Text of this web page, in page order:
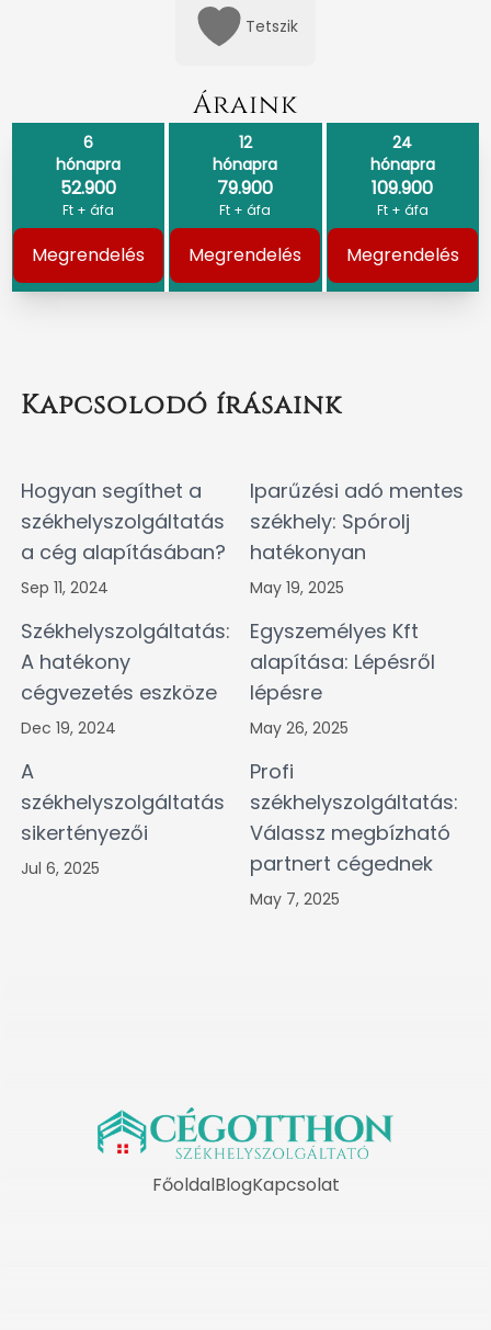
Tetszik
Áraink
6
hónapra
52.900
Ft + áfa
Megrendelés
12
hónapra
79.900
Ft + áfa
Megrendelés
24
hónapra
109.900
Ft + áfa
Megrendelés
Kapcsolodó írásaink
Hogyan segíthet a
székhelyszolgáltatás
a cég alapításában?
Sep 11, 2024
Iparűzési adó mentes
székhely: Spórolj
hatékonyan
May 19, 2025
Székhelyszolgáltatás:
A hatékony
cégvezetés eszköze
Dec 19, 2024
Egyszemélyes Kft
alapítása: Lépésről
lépésre
May 26, 2025
A
székhelyszolgáltatás
sikertényezői
Jul 6, 2025
Profi
székhelyszolgáltatás:
Válassz megbízható
partnert cégednek
May 7, 2025
FőoldalBlogKapcsolat